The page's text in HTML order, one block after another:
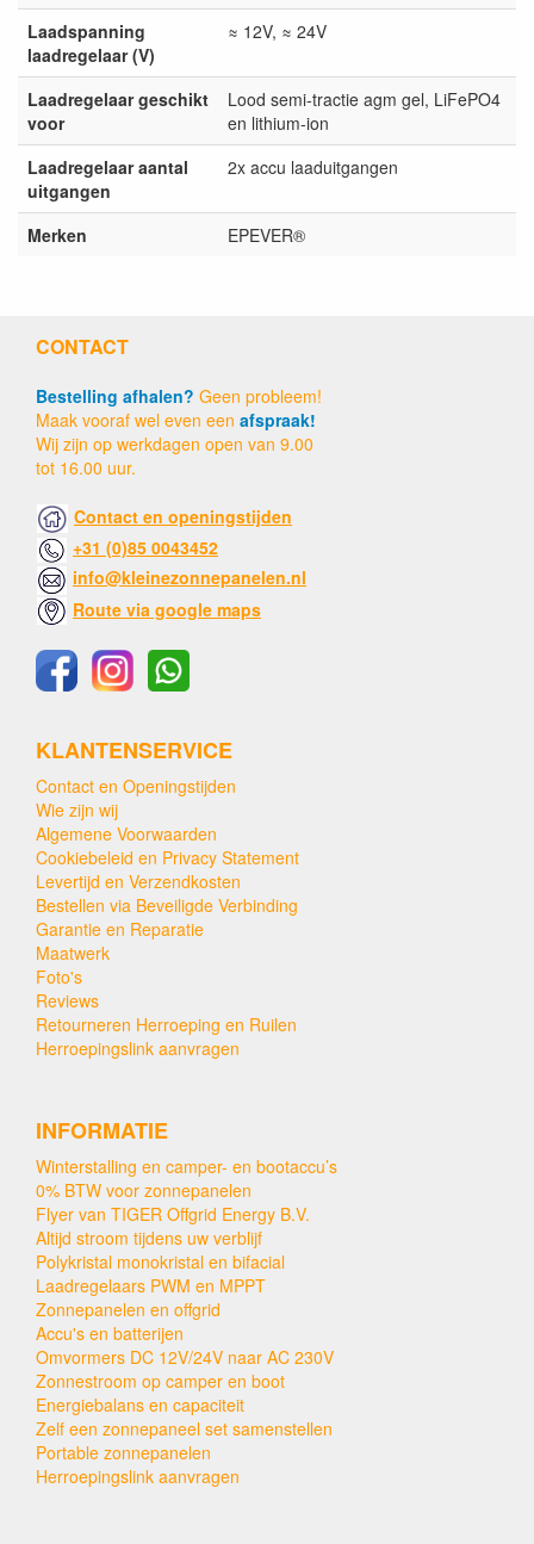
Laadspanning
laadregelaar (V)
≈ 12V, ≈ 24V
Laadregelaar geschikt
voor
Lood semi-tractie agm gel, LiFePO4
en lithium-ion
Laadregelaar aantal
uitgangen
2x accu laaduitgangen
Merken EPEVER®
CONTACT
Bestelling afhalen? Geen probleem!
Maak vooraf wel even een afspraak!
Wij zijn op werkdagen open van 9.00
tot 16.00 uur.
Contact en openingstijden
+31 (0)85 0043452
info@kleinezonnepanelen.nl
Route via google maps
KLANTENSERVICE
Contact en Openingstijden
Wie zijn wij
Algemene Voorwaarden
Cookiebeleid en Privacy Statement
Levertijd en Verzendkosten
Bestellen via Beveiligde Verbinding
Garantie en Reparatie
Maatwerk
Foto's
Reviews
Retourneren Herroeping en Ruilen
Herroepingslink aanvragen
INFORMATIE
Winterstalling en camper- en bootaccu’s
0% BTW voor zonnepanelen
Flyer van TIGER Offgrid Energy B.V.
Altijd stroom tijdens uw verblijf
Polykristal monokristal en bifacial
Laadregelaars PWM en MPPT
Zonnepanelen en offgrid
Accu's en batterijen
Omvormers DC 12V/24V naar AC 230V
Zonnestroom op camper en boot
Energiebalans en capaciteit
Zelf een zonnepaneel set samenstellen
Portable zonnepanelen
Herroepingslink aanvragen